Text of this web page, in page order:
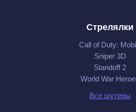
Стрелялки
Call of Duty:
Sniper 3D
Standoff 2
World War
Все шутеры